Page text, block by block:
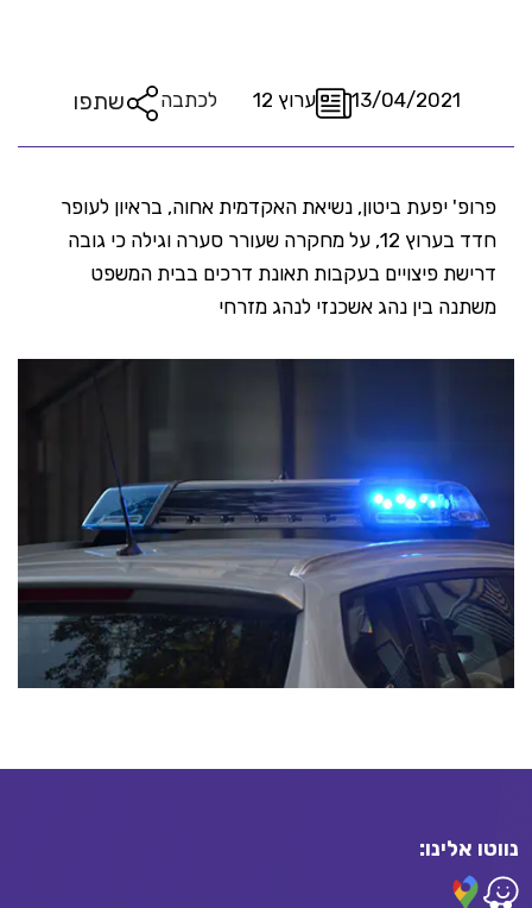
13/04/2021 ערוץ 12 לכתבה שתפו
פרופ' יפעת ביטון, נשיאת האקדמית אחוה, בראיון לעופר
חדד בערוץ 12, על מחקרה שעורר סערה וגילה כי גובה
דרישת פיצויים בעקבות תאונת דרכים בבית המשפט
משתנה בין נהג אשכנזי לנהג מזרחי
נווטו אלינו: